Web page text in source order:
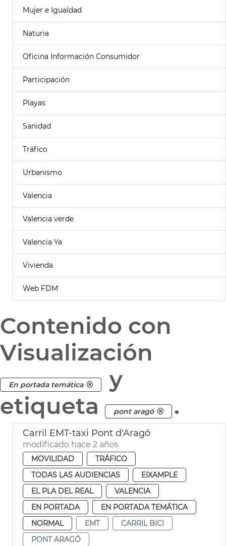
Mujer e Igualdad
Naturia
Oficina Información Consumidor
Participación
Playas
Sanidad
Tráfico
Urbanismo
Valencia
Valencia verde
Valencia Ya
Vivienda
Web FDM
Contenido con
Visualización
En portada temática
y
etiqueta
pont aragó .
Carril EMT-taxi Pont d'Aragó
modificado hace 2 años
MOVILIDAD
TRÁFICO
TODAS LAS AUDIENCIAS
EIXAMPLE
EL PLA DEL REAL
VALENCIA
EN PORTADA
EN PORTADA TEMÁTICA
NORMAL
EMT
CARRIL BICI
PONT ARAGÓ